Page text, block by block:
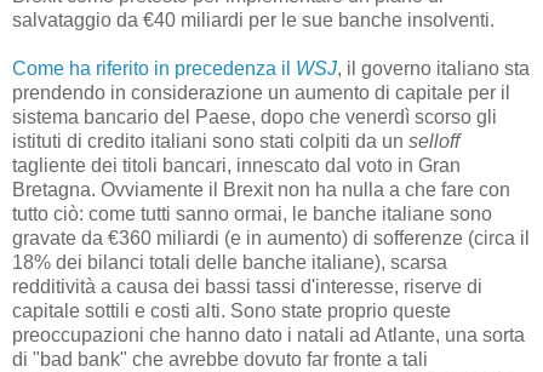
salvataggio da €40 miliardi per le sue banche insolventi.
Come ha riferito in precedenza il WSJ, il governo italiano sta
prendendo in considerazione un aumento di capitale per il
sistema bancario del Paese, dopo che venerdì scorso gli
istituti di credito italiani sono stati colpiti da un selloff
tagliente dei titoli bancari, innescato dal voto in Gran
Bretagna. Ovviamente il Brexit non ha nulla a che fare con
tutto ciò: come tutti sanno ormai, le banche italiane sono
gravate da €360 miliardi (e in aumento) di sofferenze (circa il
18% dei bilanci totali delle banche italiane), scarsa
redditività a causa dei bassi tassi d'interesse, riserve di
capitale sottili e costi alti. Sono state proprio queste
preoccupazioni che hanno dato i natali ad Atlante, una sorta
di "bad bank" che avrebbe dovuto far fronte a tali